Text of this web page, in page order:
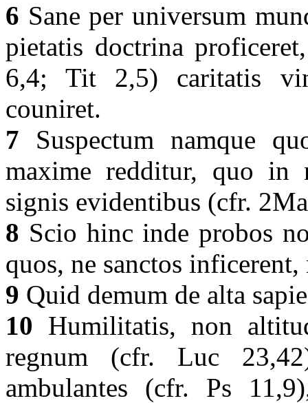
6 Sane per universum
pietatis doctrina
6,4; Tit 2,5) caritatis
couniret.
7 Suspectum namque
maxime redditur, quo in
signis evidentibus (cfr.
8 Scio hinc inde probos
quos, ne sanctos
9 Quid demum de alta
10 Humilitatis, non
regnum (cfr. Luc
ambulantes (cfr. Ps